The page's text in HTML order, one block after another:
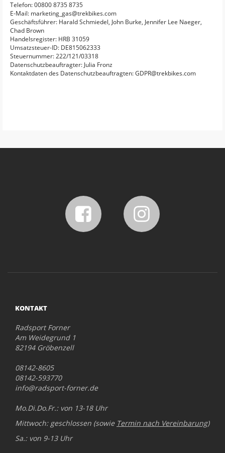
Telefon: 00800 8735 8735
E-Mail: marketing_gas@trekbikes.com
Geschäftsführer: Harald Schmiedel, John Burke, Jennifer Lee Naeger,
Chad Brown
Handelsregister: HRB 31059
Umsatzsteuer-ID: DE815062333
Steuernummer: 222/121/03318
Datenschutzbeauftragter: Julia Fronz
Kontaktdaten des Datenschutzbeauftragten: GDPR@trekbikes.com
KONTAKT
Radsport Forner
Am Weidegrund 1
82194 Gröbenzell
08142-8605
08142-593770
info@radsport-forner.de
Mo.Di.Do.Fr.: von 13-18 Uhr
Mittwoch: geschlossen (sowie Termin nach Vereinbarung)
Sa.: von 9-13 Uhr